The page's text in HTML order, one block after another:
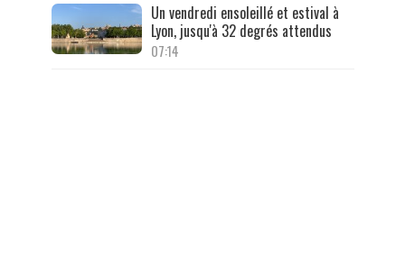
Un vendredi ensoleillé et estival à
Lyon, jusqu'à 32 degrés attendus
07:14